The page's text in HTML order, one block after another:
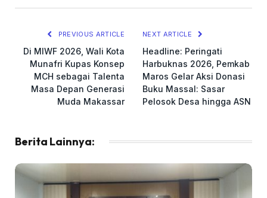
PREVIOUS ARTICLE
Di MIWF 2026, Wali Kota
Munafri Kupas Konsep
MCH sebagai Talenta
Masa Depan Generasi
Muda Makassar
NEXT ARTICLE
Headline: Peringati
Harbuknas 2026, Pemkab
Maros Gelar Aksi Donasi
Buku Massal: Sasar
Pelosok Desa hingga ASN
Berita Lainnya: